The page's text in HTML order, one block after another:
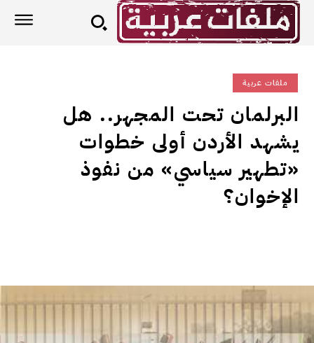
ملفات عربية
البرلمان تحت المجهر.. هل
يشهد الأردن أولى خطوات
«تطهير سياسي» من نفوذ
الإخوان؟